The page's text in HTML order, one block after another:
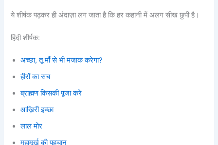
ये शीर्षक पढ़कर ही अंदाज़ा लग जाता है कि हर कहानी में अलग सीख छुपी है।
हिंदी शीर्षक:
अच्छा, तू माँ से भी मजाक करेगा?
हीरों का सच
ब्राह्मण किसकी पूजा करे
आख़िरी इच्छा
लाल मोर
महामूर्ख की पहचान